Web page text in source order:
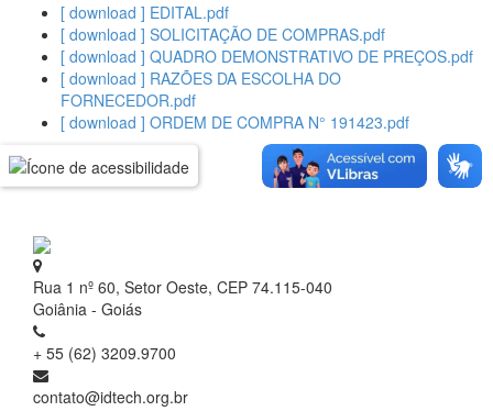
[ download ] EDITAL.pdf
[ download ] SOLICITAÇÃO DE COMPRAS.pdf
[ download ] QUADRO DEMONSTRATIVO DE PREÇOS.pdf
[ download ] RAZÕES DA ESCOLHA DO
FORNECEDOR.pdf
[ download ] ORDEM DE COMPRA N° 191423.pdf
Rua 1 nº 60, Setor Oeste, CEP 74.115-040
Goiânia - Goiás
+ 55 (62) 3209.9700
contato@idtech.org.br